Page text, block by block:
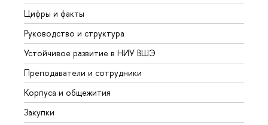
Цифры и факты
Руководство и структура
Устойчивое развитие в НИУ ВШЭ
Преподаватели и сотрудники
Корпуса и общежития
Закупки